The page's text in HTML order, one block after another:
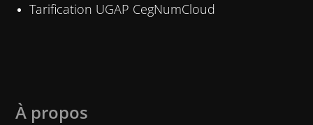
Tarification UGAP CegNumCloud
À propos